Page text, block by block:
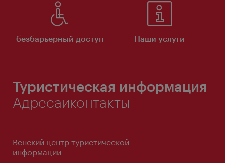
безбарьерный доступ Наши услуги
Туристическая информация
Адресаиконтакты
Венский центр туристической
информации